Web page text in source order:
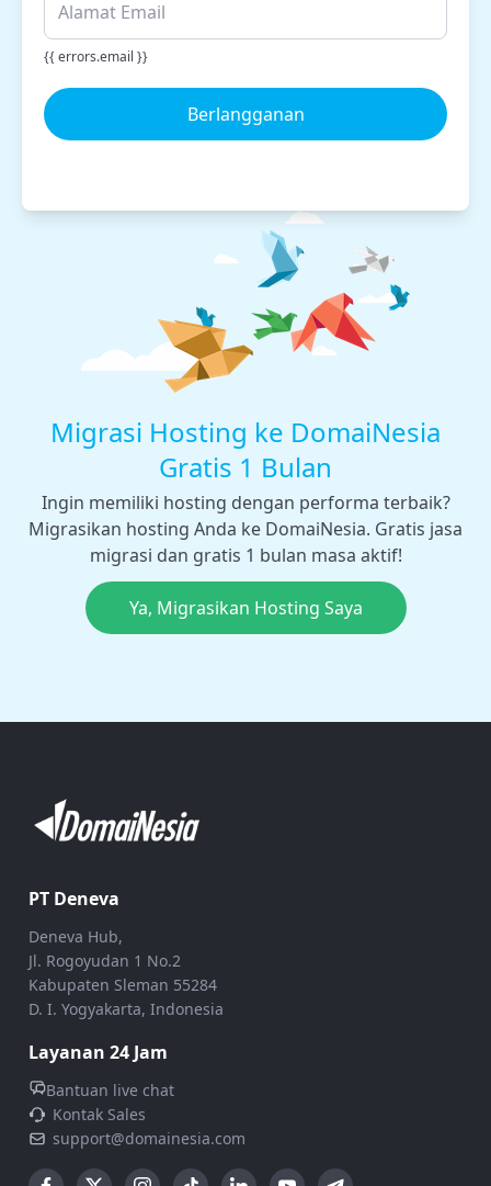
{{ errors.email }}
Berlangganan
Migrasi Hosting ke DomaiNesia
Gratis 1 Bulan
Ingin memiliki hosting dengan performa terbaik?
Migrasikan hosting Anda ke DomaiNesia. Gratis jasa
migrasi dan gratis 1 bulan masa aktif!
Ya, Migrasikan Hosting Saya
PT Deneva
Deneva Hub,
Jl. Rogoyudan 1 No.2
Kabupaten Sleman 55284
D. I. Yogyakarta, Indonesia
Layanan 24 Jam
Bantuan live chat
Kontak Sales
support@domainesia.com